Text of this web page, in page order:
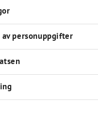
personuppgifter